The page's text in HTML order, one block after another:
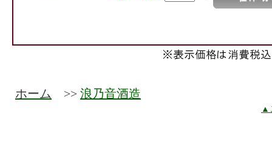
ホーム >> 浪乃音酒造
▲